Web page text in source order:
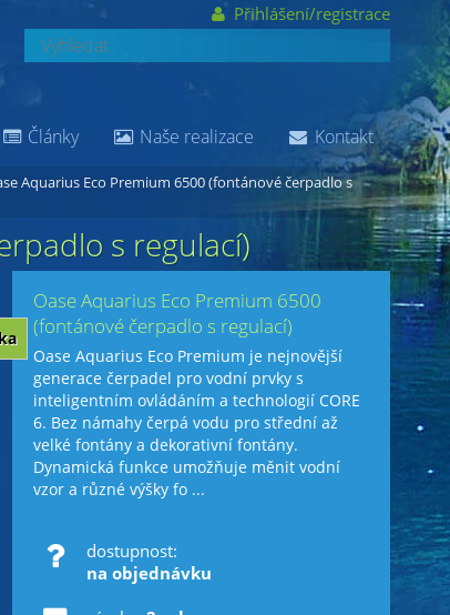
Aquarius Eco Premium 6500 (fontánové čerpadlo s
s regulací)
Oase Aquarius Eco Premium 6500
(fontánové čerpadlo s regulací)
Oase Aquarius Eco Premium je nejnovější
generace čerpadel pro vodní prvky s
inteligentním ovládáním a technologií CORE
6. Bez námahy čerpá vodu pro střední až
velké fontány a dekorativní fontány.
Dynamická funkce umožňuje měnit vodní
vzor a různé výšky fo ...
dostupnost:
na objednávku
Články Naše realizace Kontakt
Přihlášení/registrace